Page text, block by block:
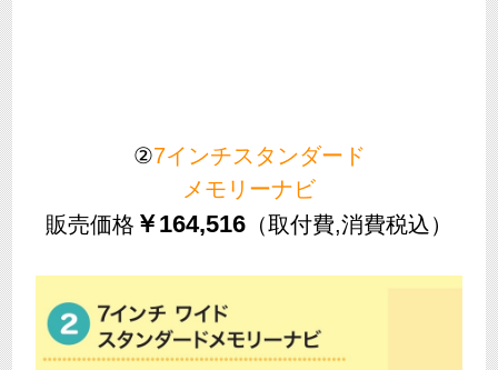
②7インチスタンダード
メモリーナビ
販売価格 ￥164,516 （取付費,消費税込）